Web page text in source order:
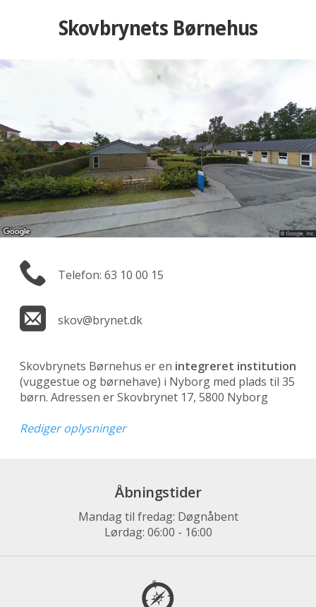
Skovbrynets Børnehus
Telefon: 63 10 00 15
skov@brynet.dk
Skovbrynets Børnehus er en integreret institution
(vuggestue og børnehave) i Nyborg med plads til 35
børn. Adressen er Skovbrynet 17, 5800 Nyborg
Rediger oplysninger
Åbningstider
Mandag til fredag: Døgnåbent
Lørdag: 06:00 - 16:00